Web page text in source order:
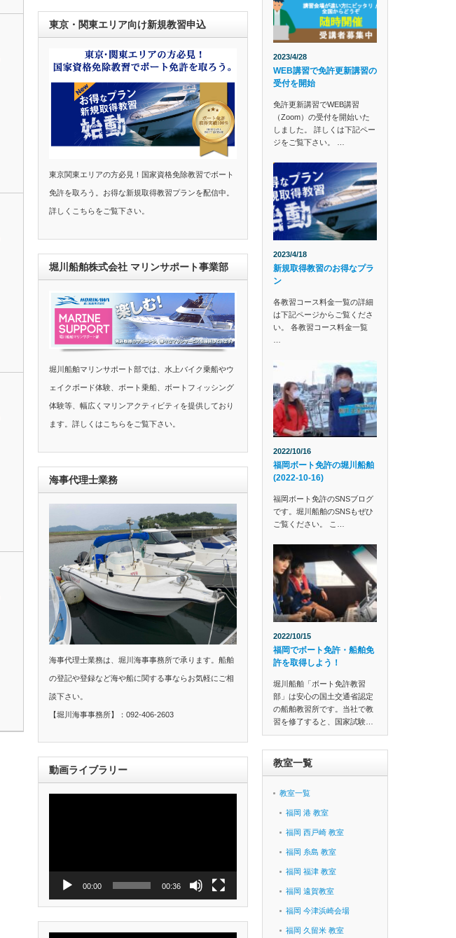
東京・関東エリア向け新規教習申込
東京関東エリアの方必見！国家資格免除教習でボート
免許を取ろう。お得な新規取得教習プランを配信中。
詳しくこちらをご覧下さい。
堀川船舶株式会社 マリンサポート事業部
堀川船舶マリンサポート部では、水上バイク乗船やウ
ェイクボード体験、ボート乗船、ボートフィッシング
体験等、幅広くマリンアクティビティを提供しており
ます。詳しくはこちらをご覧下さい。
海事代理士業務
海事代理士業務は、堀川海事事務所で承ります。船舶
の登記や登録など海や船に関する事ならお気軽にご相
談下さい。
【堀川海事事務所】：092-406-2603
動画ライブラリー
00:00 00:36
2023/4/28
WEB講習で免許更新講習の
受付を開始
免許更新講習でWEB講習
（Zoom）の受付を開始いた
しました。 詳しくは下記ペー
ジをご覧下さい。 …
2023/4/18
新規取得教習のお得なプラ
ン
各教習コース料金一覧の詳細
は下記ページからご覧くださ
い。 各教習コース料金一覧
2022/10/16
福岡ボート免許の堀川船舶
(2022-10-16)
福岡ボート免許のSNSブログ
です。堀川船舶のSNSもぜひ
ご覧ください。 こ…
2022/10/15
福岡でボート免許・船舶免
許を取得しよう！
堀川船舶「ボート免許教習
部」は安心の国土交通省認定
の船舶教習所です。当社で教
習を修了すると、国家試験…
教室一覧
教室一覧
福岡 港 教室
福岡 西戸崎 教室
福岡 糸島 教室
福岡 福津 教室
福岡 遠賀教室
福岡 今津浜崎会場
福岡 久留米 教室